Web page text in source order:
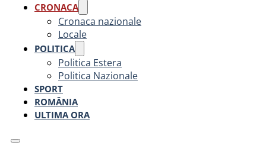
CRONACA
Cronaca nazionale
Locale
POLITICA
Politica Estera
Politica Nazionale
SPORT
ROMÂNIA
ULTIMA ORA